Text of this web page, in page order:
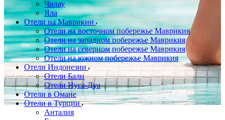
Чилау
Яла
Отели на Маврикии
Отели на восточном побережье Маврикия
Отели на западном побережье Маврикия
Отели на северном побережье Маврикия
Отели на южном побережье Маврикия
Отели Индонезии
Отели Бали
Отели Нуса-Дуа
Отели в Омане
Отели в Турции
Анталия